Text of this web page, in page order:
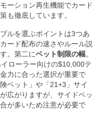
ーション再生機能でカード
も徹底しています。
ルを選ぶポイントは3つあ
ード配布の速さやルール説
。第二にベット制限の幅。
ローラー向けの$10,000テ
力に合った選択が重要で
ベット」や「21+3」サイ
広がりますが、サイドベッ
が多いため注意が必要で